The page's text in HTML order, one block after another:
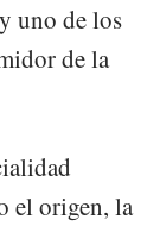
uno de los
de la
el origen, la